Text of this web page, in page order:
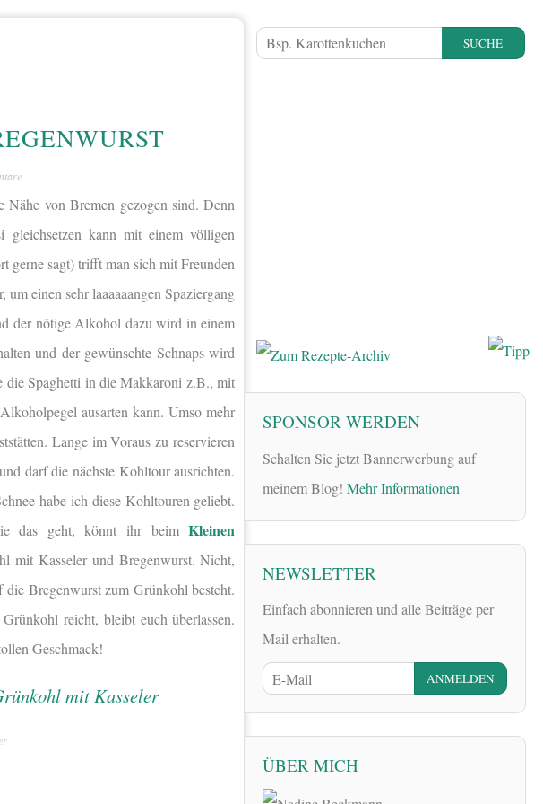
von Bremen gezogen sind. Denn
kann mit einem völligen
gerne sagt) trifft man sich mit Freunden
einen sehr laaaaaangen Spaziergang
der nötige Alkohol dazu wird in einem
und der gewünschte Schnaps wird
die Spaghetti in die Makkaroni z.B., mit
ausarten kann. Umso mehr
Lange im Voraus zu reservieren
darf die nächste Kohltour ausrichten.
habe ich diese Kohltouren geliebt.
das geht, könnt ihr beimKleinen
mit Kasseler und Bregenwurst. Nicht,
Bregenwurst zum Grünkohl besteht.
reicht, bleibt euch überlassen.
Geschmack!
SUCHE
SPONSOR WERDEN
Schalten Sie jetzt Bannerwerbung auf
meinem Blog! Mehr Informationen
NEWSLETTER
Einfach abonnieren und alle Beiträge per
Mail erhalten.
ÜBER MICH